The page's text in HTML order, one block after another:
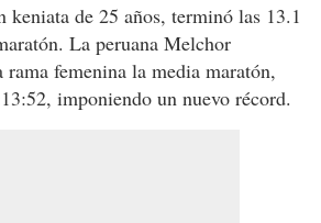
keniata de 25 años, terminó las 13.1
La peruana Melchor
femenina la media maratón,
imponiendo un nuevo récord.